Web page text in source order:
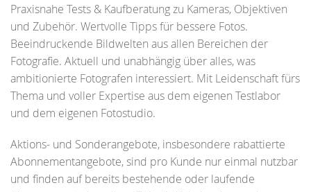
Praxisnahe Tests & Kaufberatung zu Kameras, Objektiven
und Zubehör. Wertvolle Tipps für bessere Fotos.
Beeindruckende Bildwelten aus allen Bereichen der
Fotografie. Aktuell und unabhängig über alles, was
ambitionierte Fotografen interessiert. Mit Leidenschaft fürs
Thema und voller Expertise aus dem eigenen Testlabor
und dem eigenen Fotostudio.
Aktions- und Sonderangebote, insbesondere rabattierte
Abonnementangebote, sind pro Kunde nur einmal nutzbar
und finden auf bereits bestehende oder laufende